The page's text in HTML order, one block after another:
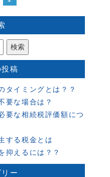
稿
タイミングとは？？
要な場合は？
要な相続税評価額につ
する税金とは
抑えるには？？
ー